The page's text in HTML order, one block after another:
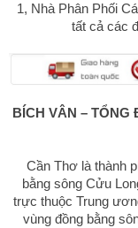
1, Nhà Phân Phối
tất cả các
BÍCH VÂN –
Cần Thơ là thành
bằng sông Cửu
trực thuộc Trung
vùng đồng bằng